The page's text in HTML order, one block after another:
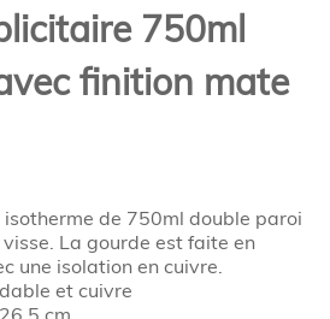
750ml
finition mate
isotherme de 750ml double paroi
La gourde est faite en
une isolation en cuivre.
et cuivre
cm